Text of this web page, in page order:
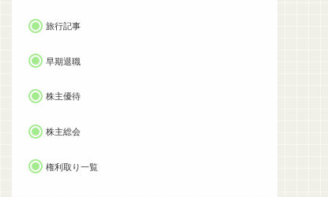
旅行記事
早期退職
株主優待
株主総会
権利取り一覧